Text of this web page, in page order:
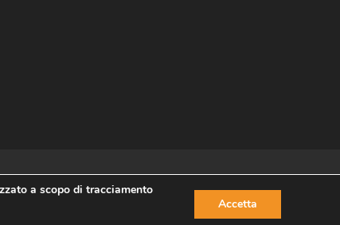
a scopo di tracciamento
Accetta